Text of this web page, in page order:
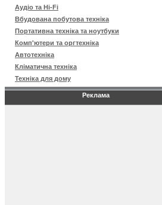
Аудіо та Hi-Fi
Вбудована побутова техніка
Портативна техніка та ноутбуки
Комп'ютери та оргтехніка
Автотехніка
Кліматична техніка
Техніка для дому
Реклама